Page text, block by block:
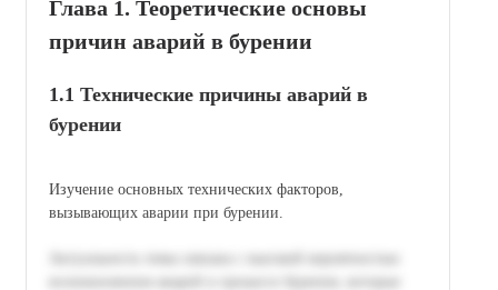
Глава 1. Теоретические основы
причин аварий в бурении
1.1 Технические причины аварий в
бурении
Изучение основных технических факторов,
вызывающих аварии при бурении.